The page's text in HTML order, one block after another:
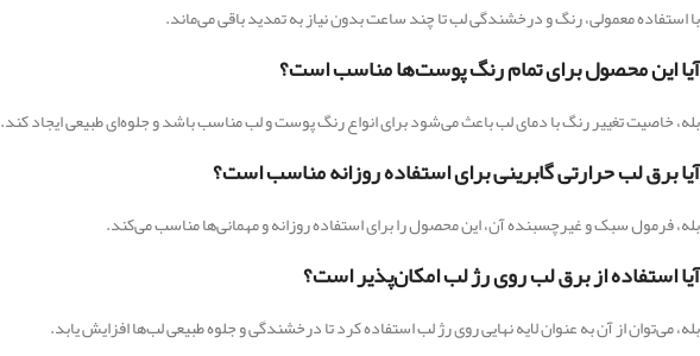
با استفاده معمولی، رنگ و درخشندگی لب تا چند ساعت بدون نیاز به تمدید باقی می‌ماند.
آیا این محصول برای تمام رنگ پوست‌ها مناسب است؟
بله، خاصیت تغییر رنگ با دمای لب باعث می‌شود برای انواع رنگ پوست و لب مناسب باشد و جلوه‌ای طبیعی ایجاد کند.
آیا برق لب حرارتی گابرینی برای استفاده روزانه مناسب است؟
بله، فرمول سبک و غیرچسبنده آن، این محصول را برای استفاده روزانه و مهمانی‌ها مناسب می‌کند.
آیا استفاده از برق لب روی رژ لب امکان‌پذیر است؟
بله، می‌توان از آن به عنوان لایه نهایی روی رژ لب استفاده کرد تا درخشندگی و جلوه طبیعی لب‌ها افزایش یابد.